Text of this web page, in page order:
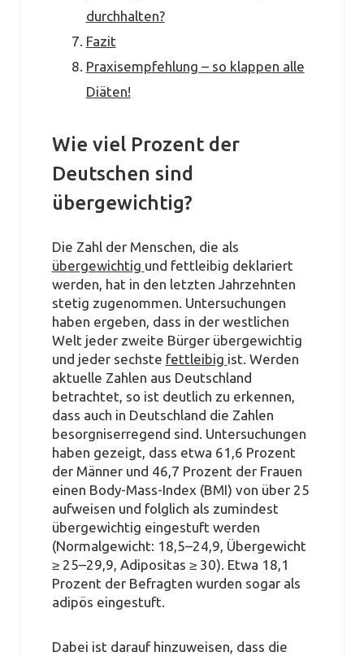
durchhalten?
Fazit
Praxisempfehlung – so klappen alle
Diäten!
Wie viel Prozent der
Deutschen sind
übergewichtig?
Die Zahl der Menschen, die als
übergewichtig und fettleibig deklariert
werden, hat in den letzten Jahrzehnten
stetig zugenommen. Untersuchungen
haben ergeben, dass in der westlichen
Welt jeder zweite Bürger übergewichtig
und jeder sechste fettleibig ist. Werden
aktuelle Zahlen aus Deutschland
betrachtet, so ist deutlich zu erkennen,
dass auch in Deutschland die Zahlen
besorgniserregend sind. Untersuchungen
haben gezeigt, dass etwa 61,6 Prozent
der Männer und 46,7 Prozent der Frauen
einen Body-Mass-Index (BMI) von über 25
aufweisen und folglich als zumindest
übergewichtig eingestuft werden
(Normalgewicht: 18,5–24,9, Übergewicht
≥ 25–29,9, Adipositas ≥ 30). Etwa 18,1
Prozent der Befragten wurden sogar als
adipös eingestuft.
Dabei ist darauf hinzuweisen, dass die